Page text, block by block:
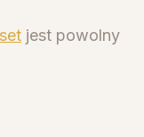
jest powolny